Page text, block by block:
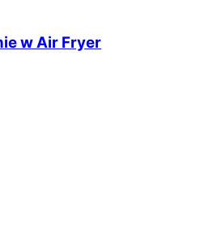
w Air Fryer